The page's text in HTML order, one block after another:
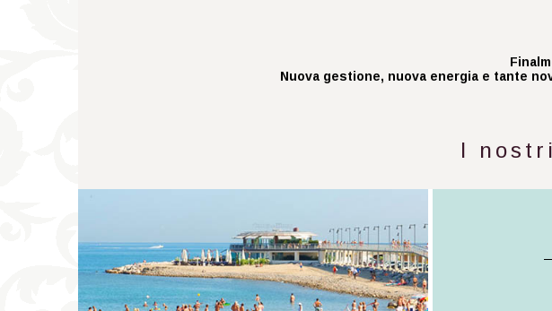
Nuova gestione, nuova energia e tante
I